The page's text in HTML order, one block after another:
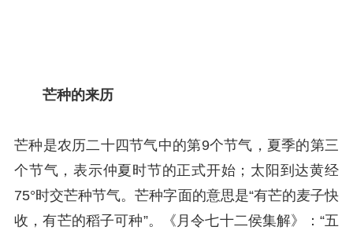
芒种的来历
芒种是农历二十四节气中的第9个节气，夏季的第三
个节气，表示仲夏时节的正式开始；太阳到达黄经
75°时交芒种节气。芒种字面的意思是“有芒的麦子快
收，有芒的稻子可种”。《月令七十二侯集解》：“五